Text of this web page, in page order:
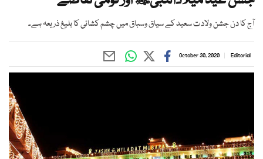
آج کا دن جشن ولادت سعید کے سیاق وسباق میں چشم کشائی کا بلیغ ذریعہ ہے۔
Editorial
October 30, 2020